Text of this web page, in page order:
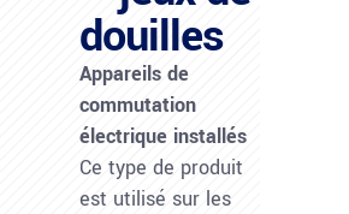
douilles
Appareils de
commutation
électrique installés
Ce type de produit
est utilisé sur les